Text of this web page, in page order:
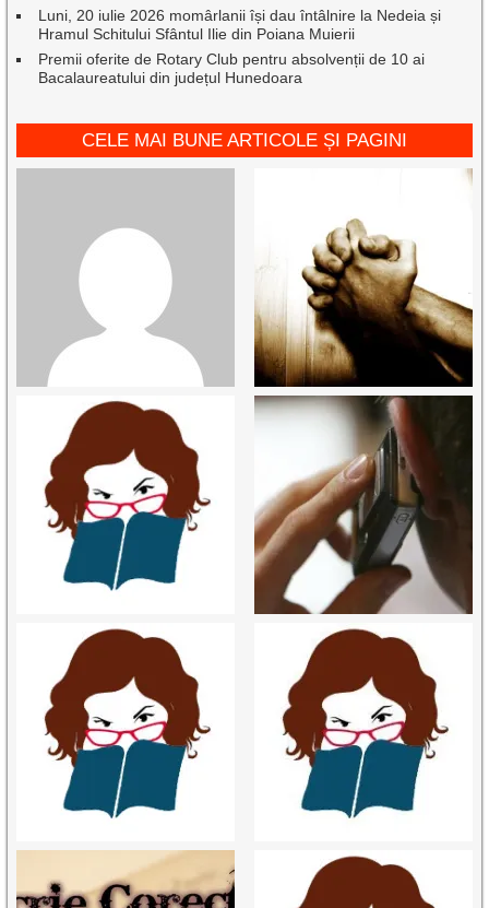
Luni, 20 iulie 2026 momârlanii își dau întâlnire la Nedeia și
Hramul Schitului Sfântul Ilie din Poiana Muierii
Premii oferite de Rotary Club pentru absolvenții de 10 ai
Bacalaureatului din județul Hunedoara
CELE MAI BUNE ARTICOLE ȘI PAGINI